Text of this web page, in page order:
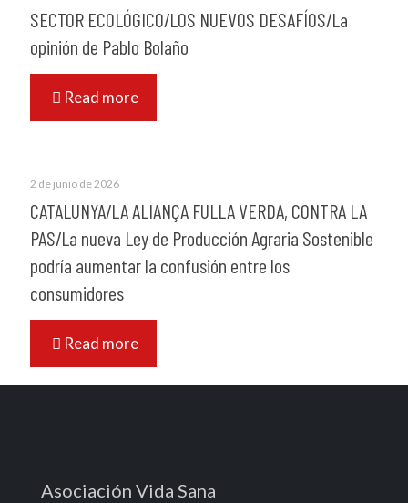
SECTOR ECOLÓGICO/LOS NUEVOS DESAFÍOS/La
opinión de Pablo Bolaño
Read more
2 de junio de 2026
CATALUNYA/LA ALIANÇA FULLA VERDA, CONTRA LA
PAS/La nueva Ley de Producción Agraria Sostenible
podría aumentar la confusión entre los
consumidores
Read more
Asociación Vida Sana